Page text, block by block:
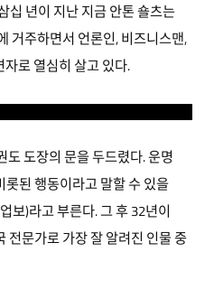
십 년이 지난 지금 안톤 숄츠는
거주하면서 언론인, 비즈니스맨,
로 열심히 살고 있다.
도 도장의 문을 두드렸다. 운명
된 행동이라고 말할 수 있을
보)라고 부른다. 그 후 32년이
전문가로 가장 잘 알려진 인물 중